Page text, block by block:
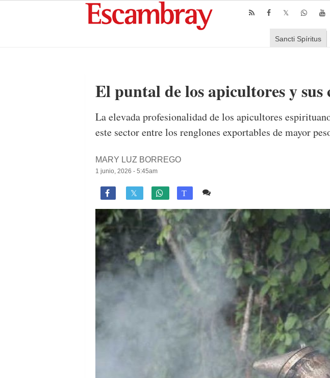
Sancti Spíritus
El puntal de los apicultores y sus
La elevada profesionalidad de los apicultores
este sector entre los renglones exportables de mayor
MARY LUZ BORREGO
1 junio, 2026 - 5:45am
 T